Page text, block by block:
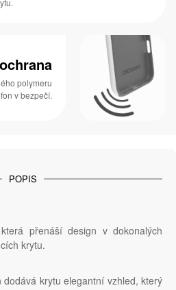
polymeru
v bezpečí.
POPIS
přenáší design v dokonalých
krytu.
krytu elegantní vzhled, který